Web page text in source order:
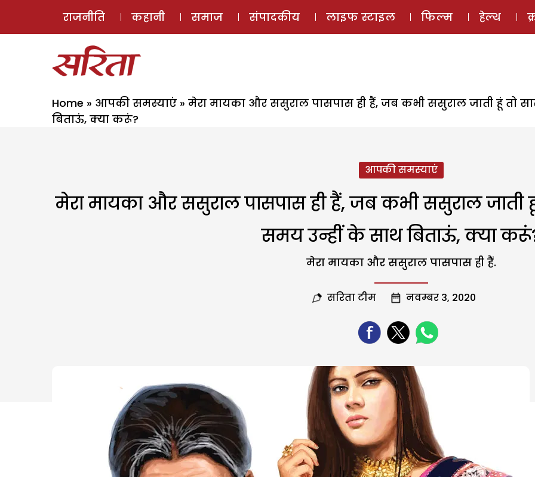
ई-मैगज़ीन
राजनीति कहानी समाज संपादकीय लाइफ स्टाइल फिल्म हेल्थ
Home » आपकी समस्याएं » मेरा मायका और ससुराल पासपास ही हैं, जब कभी ससुराल जाती हूं तो
बिताऊं, क्या करूं?
आपकी समस्याएं
मेरा मायका और ससुराल पासपास ही हैं, जब कभी ससुराल जाती हूं
समय उन्हीं के साथ बिताऊं, क्या
मेरा मायका और ससुराल पासपास ही हैं.
सरिता टीम नवम्बर 3, 2020